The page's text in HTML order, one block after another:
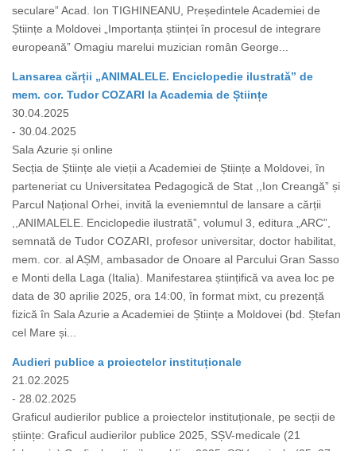
seculare” Acad. Ion TIGHINEANU, Președintele Academiei de
Științe a Moldovei „Importanța științei în procesul de integrare
europeană” Omagiu marelui muzician român George...
Lansarea cărții „ANIMALELE. Enciclopedie ilustrată” de
mem. cor. Tudor COZARI la Academia de Științe
30.04.2025
- 30.04.2025
Sala Azurie și online
Secția de Științe ale vieții a Academiei de Științe a Moldovei, în
parteneriat cu Universitatea Pedagogică de Stat ,,Ion Creangă” și
Parcul Național Orhei, invită la eveniemntul de lansare a cărții
,,ANIMALELE. Enciclopedie ilustrată”, volumul 3, editura „ARC”,
semnată de Tudor COZARI, profesor universitar, doctor habilitat,
mem. cor. al AȘM, ambasador de Onoare al Parcului Gran Sasso
e Monti della Laga (Italia). Manifestarea științifică va avea loc pe
data de 30 aprilie 2025, ora 14:00, în format mixt, cu prezență
fizică în Sala Azurie a Academiei de Științe a Moldovei (bd. Ștefan
cel Mare și...
Audieri publice a proiectelor instituționale
21.02.2025
- 28.02.2025
Graficul audierilor publice a proiectelor instituționale, pe secții de
științe: Graficul audierilor publice 2025, SȘV-medicale (21